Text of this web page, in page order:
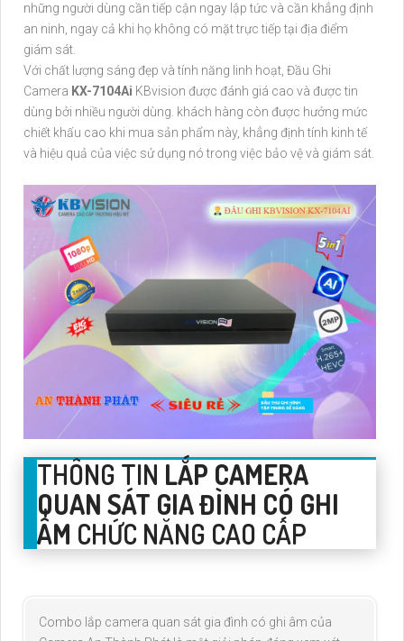
những người dùng cần tiếp cận ngay lập tức và cần khẳng định
an ninh, ngay cả khi họ không có mặt trực tiếp tại địa điểm
giám sát.
Với chất lượng sáng đẹp và tính năng linh hoạt, Đầu Ghi
Camera KX-7104Ai KBvision được đánh giá cao và được tin
dùng bởi nhiều người dùng. khách hàng còn được hưởng mức
chiết khấu cao khi mua sản phẩm này, khẳng định tính kinh tế
và hiệu quả của việc sử dụng nó trong việc bảo vệ và giám sát.
THÔNG TIN LẮP CAMERA
QUAN SÁT GIA ĐÌNH CÓ GHI
ÂM CHỨC NĂNG CAO CẤP
Combo lắp camera quan sát gia đình có ghi âm của